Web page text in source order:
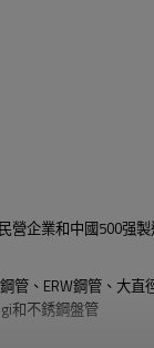
營企業和中國500强
管、ERW鋼管、大
和不銹鋼盤管